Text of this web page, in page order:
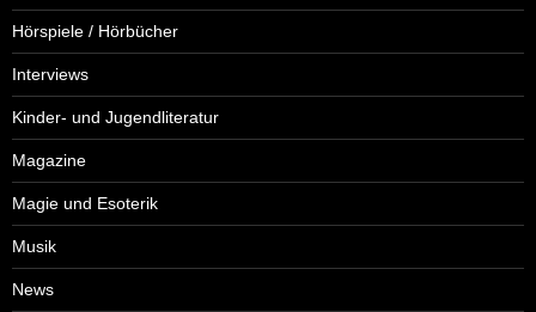
Hörspiele / Hörbücher
Interviews
Kinder- und Jugendliteratur
Magazine
Magie und Esoterik
Musik
News